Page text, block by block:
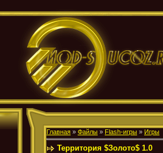
Главная » Файлы » Flash-игры » Игры
Территория $Золото$ 1.0